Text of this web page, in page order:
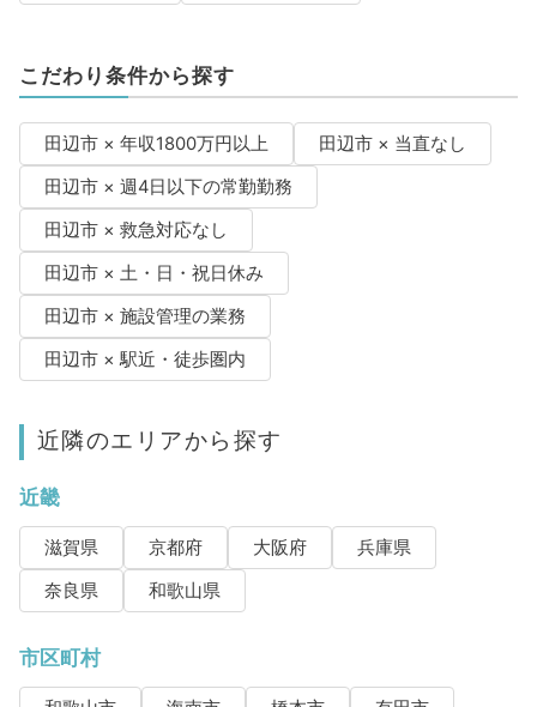
こだわり条件から探す
田辺市 × 年収1800万円以上
田辺市 × 当直なし
田辺市 × 週4日以下の常勤勤務
田辺市 × 救急対応なし
田辺市 × 土・日・祝日休み
田辺市 × 施設管理の業務
田辺市 × 駅近・徒歩圏内
近隣のエリアから探す
近畿
滋賀県 京都府 大阪府
兵庫県
奈良県
和歌山県
市区町村